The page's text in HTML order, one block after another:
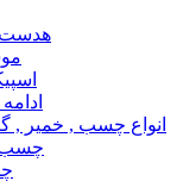
انواع چسب , خمیر ,
چسب